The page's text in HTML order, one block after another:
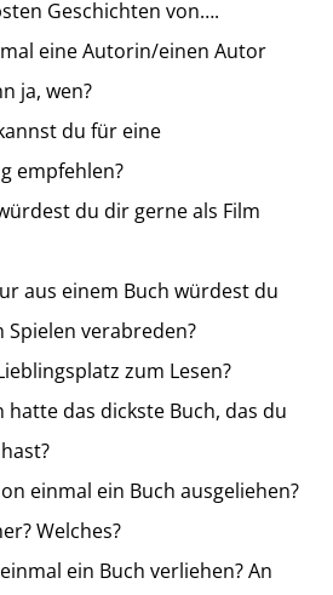
Geschichten von….
eine Autorin/einen Autor
ja, wen?
du für eine
empfehlen?
du dir gerne als Film
aus einem Buch würdest du
Spielen verabreden?
zum Lesen?
hatte das dickste Buch, das du
einmal ein Buch ausgeliehen?
Welches?
ein Buch verliehen? An